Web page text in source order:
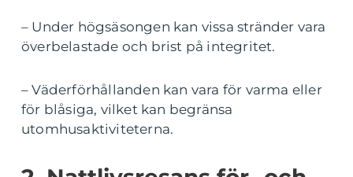
– Under högsäsongen kan vissa stränder vara
överbelastade och brist på integritet.
– Väderförhållanden kan vara för varma eller
för blåsiga, vilket kan begränsa
utomhusaktiviteterna.